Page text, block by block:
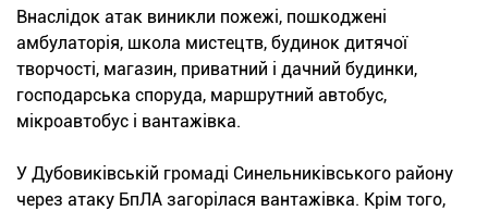
Внаслідок атак виникли пожежі, пошкоджені
амбулаторія, школа мистецтв, будинок дитячої
творчості, магазин, приватний і дачний будинки,
господарська споруда, маршрутний автобус,
мікроавтобус і вантажівка.
У Дубовиківській громаді Синельниківського району
через атаку БпЛА загорілася вантажівка. Крім того,